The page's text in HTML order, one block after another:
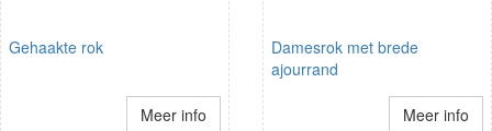
Gehaakte rok
Meer info
Damesrok met brede
ajourrand
Meer info